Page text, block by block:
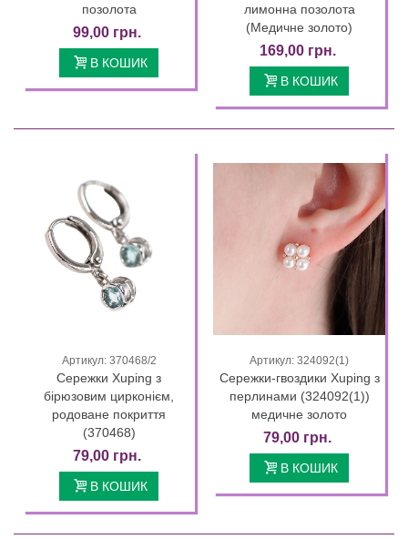
позолота
99,00 грн.
В КОШИК
лимонна позолота
(Медичне золото)
169,00 грн.
В КОШИК
Артикул: 370468/2
Сережки Xuping з
бірюзовим цирконієм,
родоване покриття
(370468)
79,00 грн.
В КОШИК
Артикул: 324092(1)
Сережки-гвоздики Xuping з
перлинами (324092(1))
медичне золото
79,00 грн.
В КОШИК